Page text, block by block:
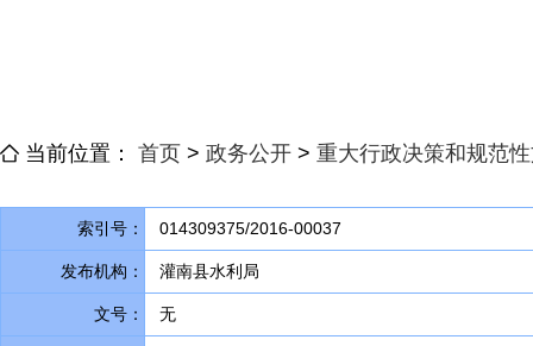
当前位置： 首页 > 政务公开 > 重大行政决策和规范
索引号： 014309375/2016-00037
发布机构： 灌南县水利局
文号： 无